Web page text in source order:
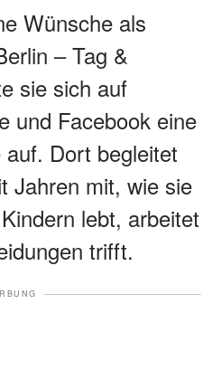
Wünsche als
– Tag &
sie sich auf
und Facebook eine
Dort begleitet
Jahren mit, wie sie
lebt, arbeitet
trifft.